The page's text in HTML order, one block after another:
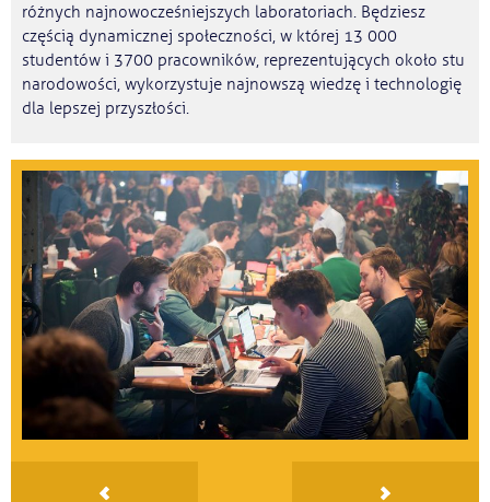
różnych najnowocześniejszych laboratoriach. Będziesz
częścią dynamicznej społeczności, w której 13 000
studentów i 3700 pracowników, reprezentujących około stu
narodowości, wykorzystuje najnowszą wiedzę i technologię
dla lepszej przyszłości.